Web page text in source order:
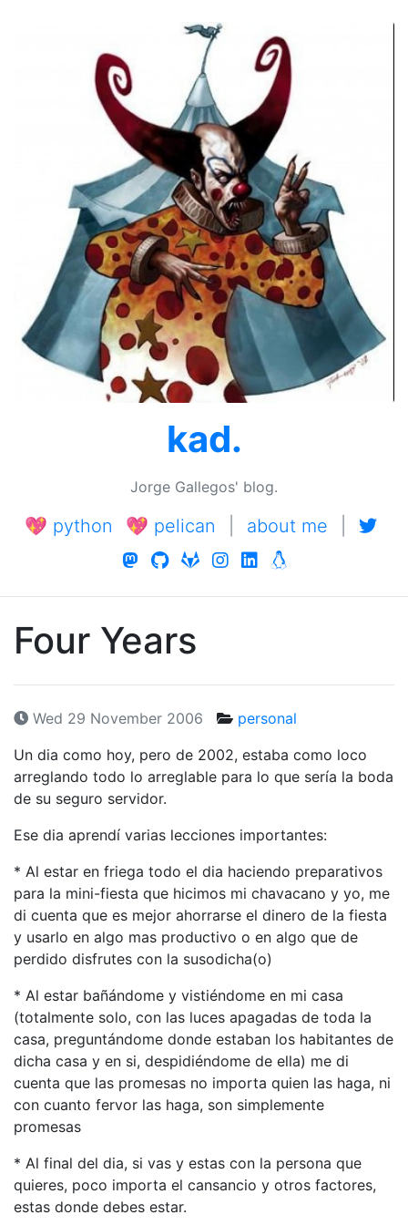
kad.
Jorge Gallegos' blog.
💖 python 💖 pelican about me
Four Years
Wed 29 November 2006
personal
Un dia como hoy, pero de 2002, estaba como loco
arreglando todo lo arreglable para lo que serí­a la boda
de su seguro servidor.
Ese dia aprendí­ varias lecciones importantes:
* Al estar en friega todo el dia haciendo preparativos
para la mini-fiesta que hicimos mi chavacano y yo, me
di cuenta que es mejor ahorrarse el dinero de la fiesta
y usarlo en algo mas productivo o en algo que de
perdido disfrutes con la susodicha(o)
* Al estar bañándome y vistiéndome en mi casa
(totalmente solo, con las luces apagadas de toda la
casa, preguntándome donde estaban los habitantes de
dicha casa y en si, despidiéndome de ella) me di
cuenta que las promesas no importa quien las haga, ni
con cuanto fervor las haga, son simplemente
promesas
* Al final del dia, si vas y estas con la persona que
quieres, poco importa el cansancio y otros factores,
estas donde debes estar.